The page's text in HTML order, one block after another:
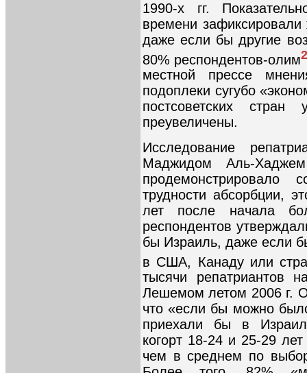
1990-х гг.
времени
даже если бы другие
80% респондентов-олим
местной прессе
подоплеки сугубо
постсоветских
преувеличены.
Исследование
Маджидом Аль-
продемонстрировало
трудности абсорбции,
лет после начала
респондентов
бы Израиль, даже если
в США, Канаду или
тысячи
Лешемом летом 2006 г.
что «если бы можно
приехали бы в
когорт 18-24 и 25-29
чем в среднем по